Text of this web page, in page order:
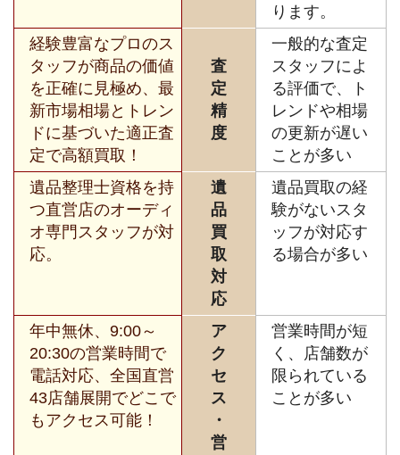
ります。
経験豊富なプロのス
タッフが商品の価値
を正確に見極め、最
新市場相場とトレン
ドに基づいた適正査
定で高額買取！
査
定
精
度
一般的な査定
スタッフによ
る評価で、ト
レンドや相場
の更新が遅い
ことが多い
遺品整理士資格を持
つ直営店のオーディ
オ専門スタッフが対
応。
遺
品
買
取
対
応
遺品買取の経
験がないスタ
ッフが対応す
る場合が多い
年中無休、9:00～
20:30の営業時間で
電話対応、全国直営
43店舗展開でどこで
もアクセス可能！
ア
ク
セ
ス
・
営
営業時間が短
く、店舗数が
限られている
ことが多い